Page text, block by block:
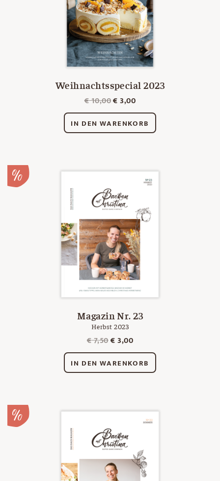
Weihnachtsspecial 2023
€10,00Ursprünglicher
Preis
war:
€ 10,00
€3,00Aktueller
Preis
ist:
€ 3,00.
IN DEN WARENKORB
Magazin Nr. 23
Herbst 2023
€7,50Ursprünglicher
Preis
war:
€ 7,50
€3,00Aktueller
Preis
ist:
€ 3,00.
IN DEN WARENKORB